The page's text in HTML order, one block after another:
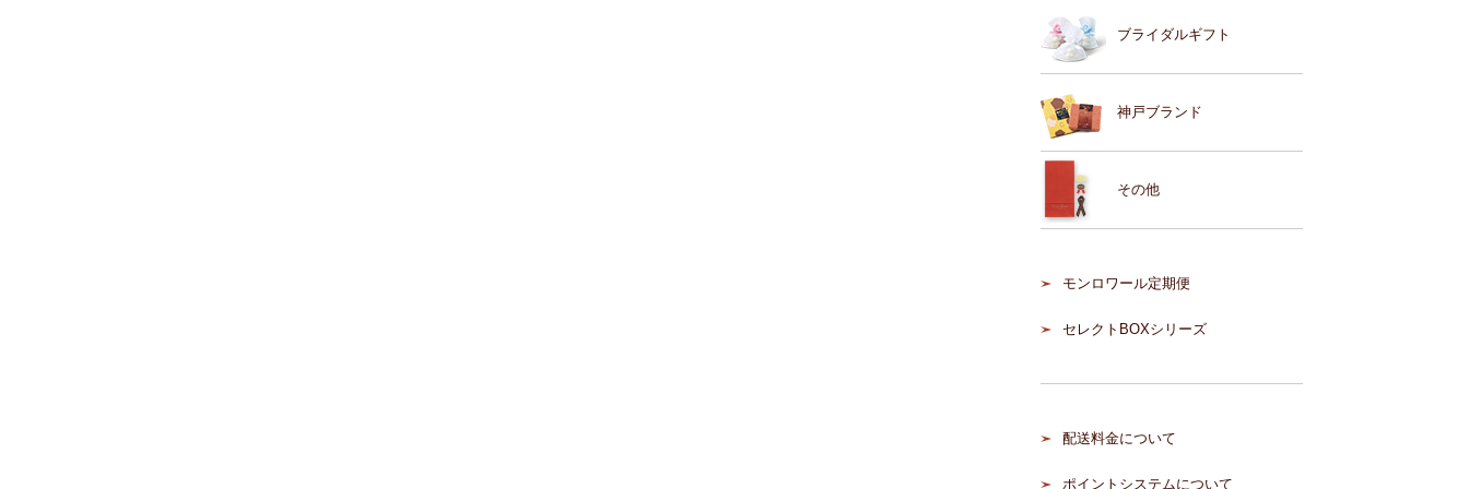
ブライダルギフト
神戸ブランド
その他
モンロワール定期便
セレクトBOXシリーズ
配送料金について
ポイントシステムについて